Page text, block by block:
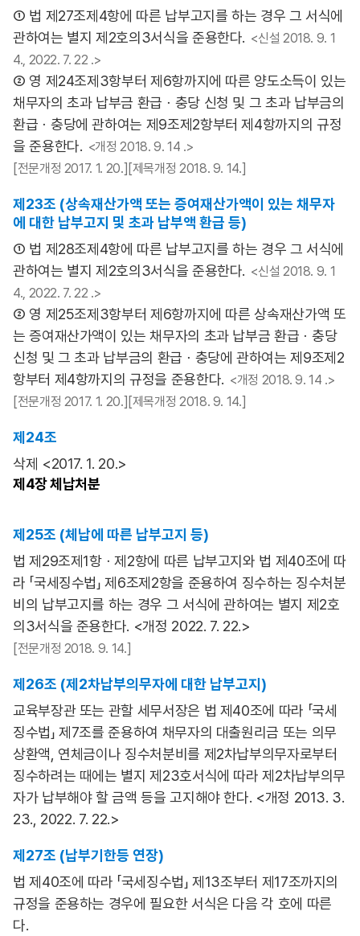
① 법 제27조제4항에 따른 납부고지를 하는 경우 그 서식에
관하여는 별지 제2호의3서식을 준용한다. <신설 2018. 9. 1
4., 2022. 7. 22 .>
② 영 제24조제3항부터 제6항까지에 따른 양도소득이 있는
채무자의 초과 납부금 환급ㆍ충당 신청 및 그 초과 납부금의
환급ㆍ충당에 관하여는 제9조제2항부터 제4항까지의 규정
을 준용한다. <개정 2018. 9. 14 .>
[전문개정 2017. 1. 20.][제목개정 2018. 9. 14.]
제23조 (상속재산가액 또는 증여재산가액이 있는 채무자
에 대한 납부고지 및 초과 납부액 환급 등)
① 법 제28조제4항에 따른 납부고지를 하는 경우 그 서식에
관하여는 별지 제2호의3서식을 준용한다. <신설 2018. 9. 1
4., 2022. 7. 22 .>
② 영 제25조제3항부터 제6항까지에 따른 상속재산가액 또
는 증여재산가액이 있는 채무자의 초과 납부금 환급ㆍ충당
신청 및 그 초과 납부금의 환급ㆍ충당에 관하여는 제9조제2
항부터 제4항까지의 규정을 준용한다. <개정 2018. 9. 14 .>
[전문개정 2017. 1. 20.][제목개정 2018. 9. 14.]
제24조
삭제 <2017. 1. 20.>
제4장체납처분
제25조 (체납에 따른 납부고지 등)
법 제29조제1항ㆍ제2항에 따른 납부고지와 법 제40조에 따
라 「국세징수법」 제6조제2항을 준용하여 징수하는 징수처분
비의 납부고지를 하는 경우 그 서식에 관하여는 별지 제2호
의3서식을 준용한다. <개정 2022. 7. 22.>
[전문개정 2018. 9. 14.]
제26조 (제2차납부의무자에 대한 납부고지)
교육부장관 또는 관할 세무서장은 법 제40조에 따라 「국세
징수법」 제7조를 준용하여 채무자의 대출원리금 또는 의무
상환액, 연체금이나 징수처분비를 제2차납부의무자로부터
징수하려는 때에는 별지 제23호서식에 따라 제2차납부의무
자가 납부해야 할 금액 등을 고지해야 한다. <개정 2013. 3.
23., 2022. 7. 22.>
제27조 (납부기한등 연장)
법 제40조에 따라 「국세징수법」 제13조부터 제17조까지의
규정을 준용하는 경우에 필요한 서식은 다음 각 호에 따른
다.